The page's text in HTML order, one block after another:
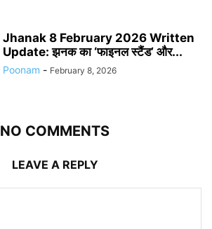
Jhanak 8 February 2026 Written
Update: झनक का ‘फाइनल स्टैंड’ और...
Poonam - February 8, 2026
NO COMMENTS
LEAVE A REPLY